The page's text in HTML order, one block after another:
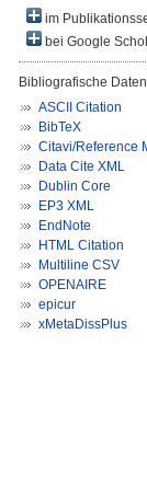
im
bei Google
Bibliografische
ASCII Citation
BibTeX
Citavi/Reference
Data Cite XML
Dublin Core
EP3 XML
EndNote
HTML Citation
Multiline CSV
OPENAIRE
epicur
xMetaDissPlus